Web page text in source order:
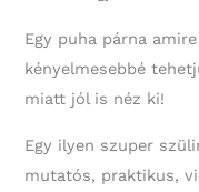
Egy puha párna
kényelmesebbé
miatt jól is néz ki!
Egy ilyen szuper
mutatós, praktikus,